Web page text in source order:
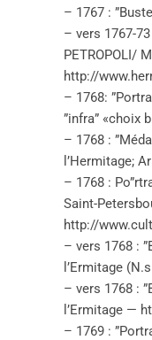
– 1767 :
– vers 1767-
PETROPOLI/
http://
– 1768:
”infra” «choix
– 1768 :
l’Hermitage;
– 1768 :
Saint-
http://
– vers 1768 :
l’Ermitage
– vers 1768 :
l’Ermitage —
– 1769 :